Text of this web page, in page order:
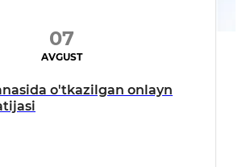
07
AVGUST
o'tkazilgan onlayn